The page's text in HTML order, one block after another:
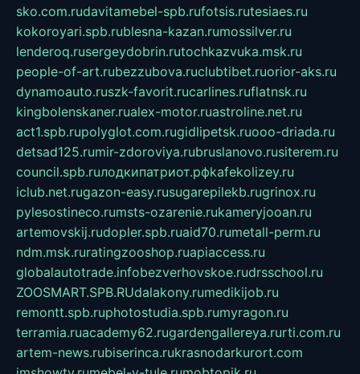
sko.com.rudavitamebel-spb.rufotsis.rutesiaes.ru
kokoroyari.spb.rublesna-kazan.rumossilver.ru
lenderoq.rusergeydobrin.rutochkazvuka.msk.ru
people-of-art.rubezzubova.ruclubtibet.ruorior-aks.ru
dynamoauto.ruszk-favorit.rucarlines.ruflatnsk.ru
kingbolenskaner.rualex-motor.ruastroline.net.ru
act1.spb.rupolyglot.com.rugidlipetsk.ruooo-driada.ru
detsad125.rumir-zdoroviya.rubruslanovo.rusiterem.ru
council.spb.ruлодкипатриот.рфkafekolizey.ru
iclub.net.rugazon-easy.rusugarepilekb.rugrinox.ru
pylesostineco.rumsts-ozarenie.rukameryjooan.ru
artemovskij.rudopler.spb.ruaid70.rumetall-perm.ru
ndm.msk.ruratingzooshop.ruapiaccess.ru
globalautotrade.infobezverhovskoe.rudrsschool.ru
ZOOSMART.SPB.RUdalakony.rumedikijob.ru
remontt.spb.ruphotostudia.spb.rumyragon.ru
terramia.ruacademy62.rugardengallereya.rurti.com.ru
artem-news.rubiserinca.rukrasnodarkurort.com